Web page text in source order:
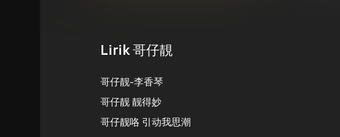
Lirik 哥仔靚
哥仔靓-李香琴
哥仔靓 靓得妙
哥仔靓咯 引动我思潮